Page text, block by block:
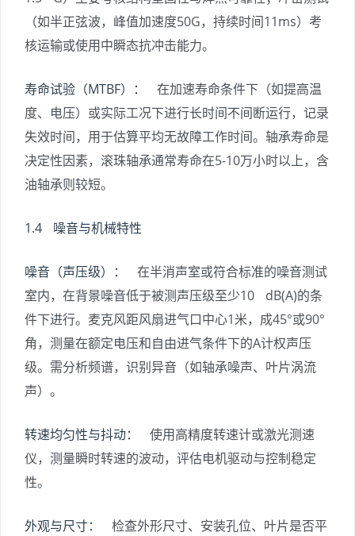
（如半正弦波，峰值加速度50G，持续时间11ms）考
核运输或使用中瞬态抗冲击能力。
寿命试验（MTBF）：
在加速寿命条件下（如提高温
度、电压）或实际工况下进行长时间不间断运行，记录
失效时间，用于估算平均无故障工作时间。轴承寿命是
决定性因素，滚珠轴承通常寿命在5-10万小时以上，含
油轴承则较短。
1.4 噪音与机械特性
噪音（声压级）：
在半消声室或符合标准的噪音测试
室内，在背景噪音低于被测声压级至少10 dB(A)的条
件下进行。麦克风距风扇进气口中心1米，成45°或90°
角，测量在额定电压和自由进气条件下的A计权声压
级。需分析频谱，识别异音（如轴承噪声、叶片涡流
声）。
转速均匀性与抖动：
使用高精度转速计或激光测速
仪，测量瞬时转速的波动，评估电机驱动与控制稳定
性。
外观与尺寸：
检查外形尺寸、安装孔位、叶片是否平